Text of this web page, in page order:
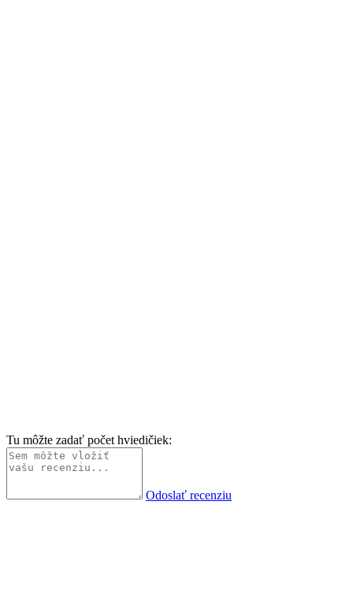
Tu môžte zadať počet hviedičiek:
Odoslať recenziu